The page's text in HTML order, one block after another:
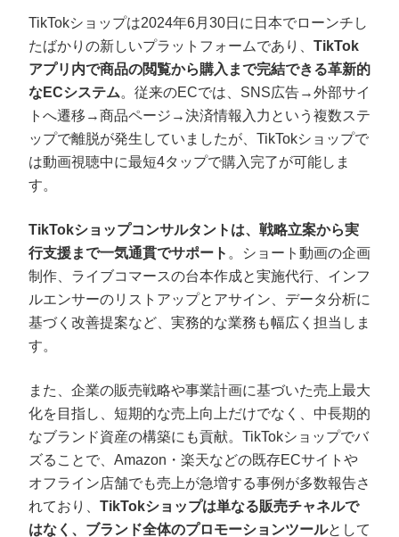
TikTokショップは2024年6月30日に日本でローンチし
たばかりの新しいプラットフォームであり、 TikTok
アプリ内で商品の閲覧から購入まで完結できる革新的
なECシステム。従来のECでは、SNS広告→外部サイ
トへ遷移→商品ページ→決済情報入力という複数ステ
ップで離脱が発生していましたが、TikTokショップで
は動画視聴中に最短4タップで購入完了が可能しま
す。
TikTokショップコンサルタントは、戦略立案から実
行支援まで一気通貫でサポート 。ショート動画の企画
制作、ライブコマースの台本作成と実施代行、インフ
ルエンサーのリストアップとアサイン、データ分析に
基づく改善提案など、実務的な業務も幅広く担当しま
す。
また、企業の販売戦略や事業計画に基づいた売上最大
化を目指し、短期的な売上向上だけでなく、中長期的
なブランド資産の構築にも貢献。TikTokショップでバ
ズることで、Amazon・楽天などの既存ECサイトや
オフライン店舗でも売上が急増する事例が多数報告さ
れており、 TikTokショップは単なる販売チャネルで
はなく、ブランド全体のプロモーションツールとして